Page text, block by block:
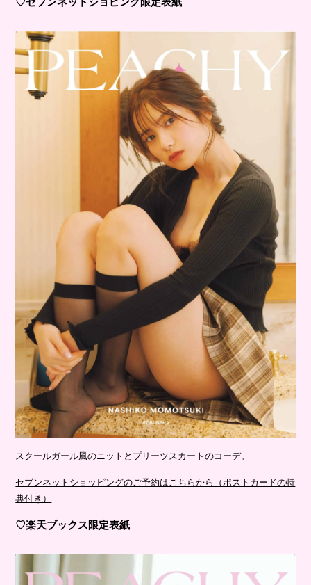
スクールガール風のニットとプリーツスカートのコーデ。
セブンネットショッピングのご予約はこちらから（ポストカードの特
典付き）
♡楽天ブックス限定表紙